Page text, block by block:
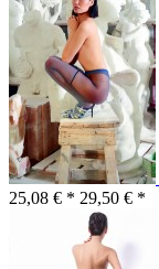
25,08 € * 29,50 € *